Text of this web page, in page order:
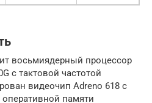
восьмиядерный процессор
с тактовой частотой
видеочип Adreno 618 с
памяти